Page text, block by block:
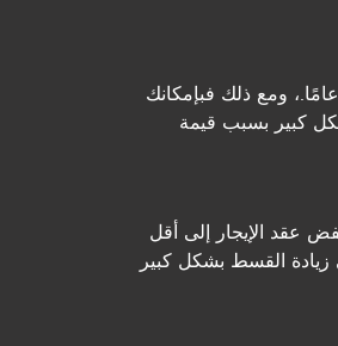
نعم، على الرغم من أنه من المستحسن تمدید عقد الإیجار قبل أن یصل الئ 80 عامًا.، ومع ذلك فبإمكانك
تزید بشكل كبیر بسبب قیمة
عقد الإیجار إلى أقل
قد یؤدي إلى زیادة القسط بشكل كبیر